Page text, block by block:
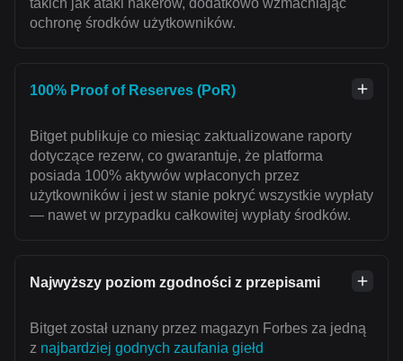
ochronę środków użytkowników.
100% Proof of Reserves (PoR)
Bitget publikuje co miesiąc zaktualizowane raporty
dotyczące rezerw, co gwarantuje, że platforma
posiada 100% aktywów wpłaconych przez
użytkowników i jest w stanie pokryć wszystkie wypłaty
— nawet w przypadku całkowitej wypłaty środków.
Najwyższy poziom zgodności z przepisami
Bitget został uznany przez magazyn Forbes za jedną
z najbardziej godnych zaufania giełd